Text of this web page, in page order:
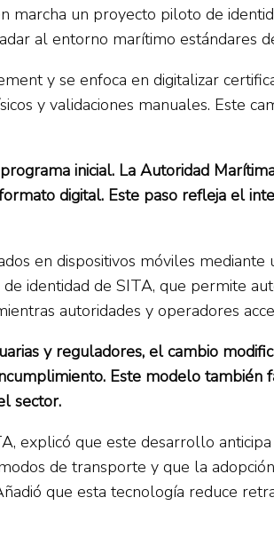
marcha un proyecto piloto de
al entorno marítimo estándares
y se enfoca en digitalizar
y validaciones manuales. Este
inicial. La Autoridad
digital. Este paso refleja el
en dispositivos móviles
identidad de SITA, que permite
autoridades y operadores
y reguladores, el cambio
Este modelo
sector.
explicó que este desarrollo
de transporte y que la
que esta tecnología reduce